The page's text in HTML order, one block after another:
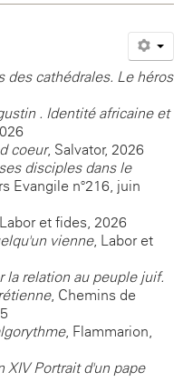
des cathédrales. Le héros
. Identité africaine et
coeur, Salvator, 2026
disciples dans le
Evangile n°216, juin
Labor et fides, 2026
vienne, Labor et
la relation au peuple juif.
, Chemins de
, Flammarion,
XIV Portrait d'un pape